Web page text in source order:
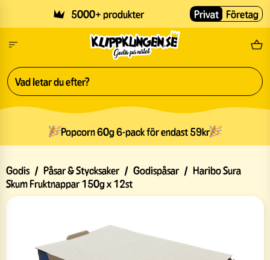
5000+ produkter Fri
Privat Företag
Popcorn 60g 6-pack för endast 59kr
Godis / Påsar & Stycksaker / Godispåsar / Haribo Sura
Skum Fruktnappar 150g x 12st